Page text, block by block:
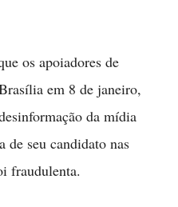
os apoiadores de
em 8 de janeiro,
da mídia
de seu candidato nas
fraudulenta.